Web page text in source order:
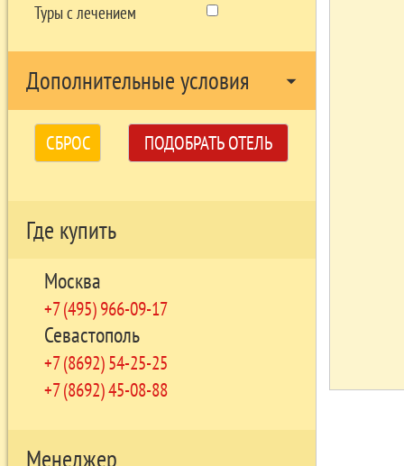
Туры с лечением
Дополнительные условия arrow_drop_down
СБРОС ПОДОБРАТЬ ОТЕЛЬ
Где купить
Москва
+7 (495) 966-09-17
Севастополь
+7 (8692) 54-25-25
+7 (8692) 45-08-88
Менеджер